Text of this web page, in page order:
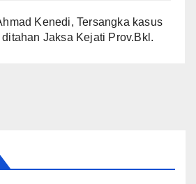
Kenedi, Tersangka kasus
Jaksa Kejati Prov.Bkl.